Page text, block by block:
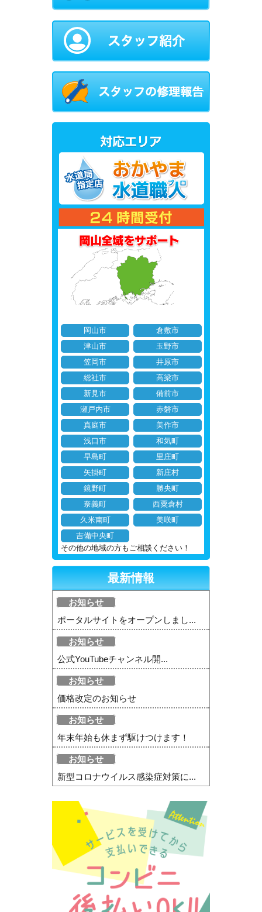
岡山市
倉敷市
津山市
玉野市
笠岡市
井原市
総社市
高梁市
新見市
備前市
瀬戸内市
赤磐市
真庭市
美作市
浅口市
和気町
早島町
里庄町
矢掛町
新庄村
鏡野町
勝央町
奈義町
西粟倉村
久米南町
美咲町
吉備中央町
その他の地域の方もご相談ください！
最新情報
お知らせ
ポータルサイトをオープンしまし...
お知らせ
公式YouTubeチャンネル開...
お知らせ
価格改定のお知らせ
お知らせ
年末年始も休まず駆けつけます！
お知らせ
新型コロナウイルス感染症対策に...